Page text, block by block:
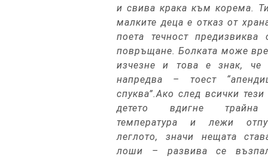
и свива крака към корема.
малките деца е отказ от
поета течност предизвиква
повръщане. Болката може
изчезне и това е знак, че
напредва – тоест
спуква”.Ако след всички
детето вдигне трайна
температура и лежи
леглото, значи нещата
лоши – развива се